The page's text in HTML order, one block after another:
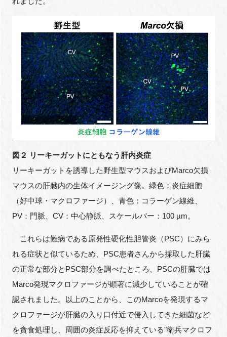
図２ リーキーガットにともなう肝内炎症
リーキーガットを誘導した野生型マウスおよびMarco欠損
マウスの肝臓内の生体イメージング像。緑色：炎症細胞
（好中球・マクロファージ）、青色：コラーゲン線維、
PV：門脈、 CV：中心静脈、スケールバー： 100 µm。
これらは難病である原発性硬化性胆管炎（PSC）にみら
れる症状と似ているため、PSC患者さんから採取した肝臓
の正常な部分とPSC部分を調べたところ、PSCの肝臓では
Marco発現マクロファージが顕著に減少していることが確
認されました。以上のことから、このMarcoを発現するマ
クロファージが肝臓の入り口付近で侵入してきた細菌など
を貪食処理し、周囲の炎症反応を抑えている"衛兵マクロフ